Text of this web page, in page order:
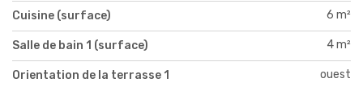
Cuisine (surface) 6 m²
Salle de bain 1 (surface) 4 m²
Orientation de la terrasse 1 ouest